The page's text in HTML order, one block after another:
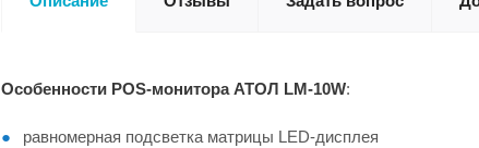
Особенности POS-монитора АТОЛ LM-10W:
равномерная подсветка матрицы LED-дисплея